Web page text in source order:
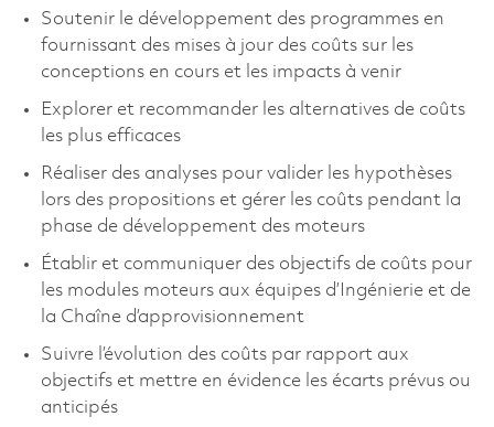
Soutenir le développement des programmes en
fournissant des mises à jour des coûts sur les
conceptions en cours et les impacts à venir
Explorer et recommander les alternatives de coûts
les plus efficaces
Réaliser des analyses pour valider les hypothèses
lors des propositions et gérer les coûts pendant la
phase de développement des moteurs
Établir et communiquer des objectifs de coûts pour
les modules moteurs aux équipes d’Ingénierie et de
la Chaîne d’approvisionnement
Suivre l’évolution des coûts par rapport aux
objectifs et mettre en évidence les écarts prévus ou
anticipés